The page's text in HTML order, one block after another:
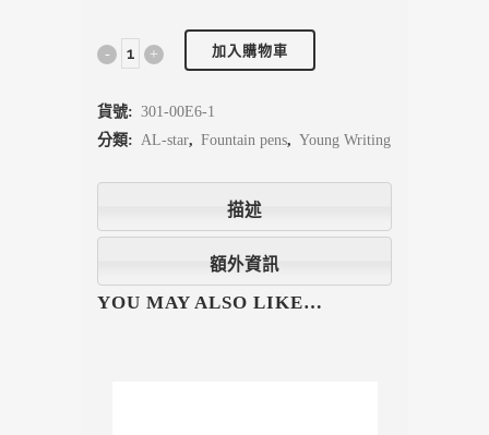
加入購物車
貨號: 301-00E6-1
分類: AL-star, Fountain pens, Young Writing
描述
額外資訊
YOU MAY ALSO LIKE…